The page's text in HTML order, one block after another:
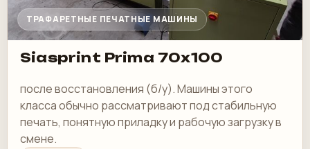
ТРАФАРЕТНЫЕ ПЕЧАТНЫЕ МАШИНЫ
Siasprint Prima 70x100
после восстановления (б/у). Машины этого
класса обычно рассматривают под стабильную
печать, понятную приладку и рабочую загрузку в
смене.